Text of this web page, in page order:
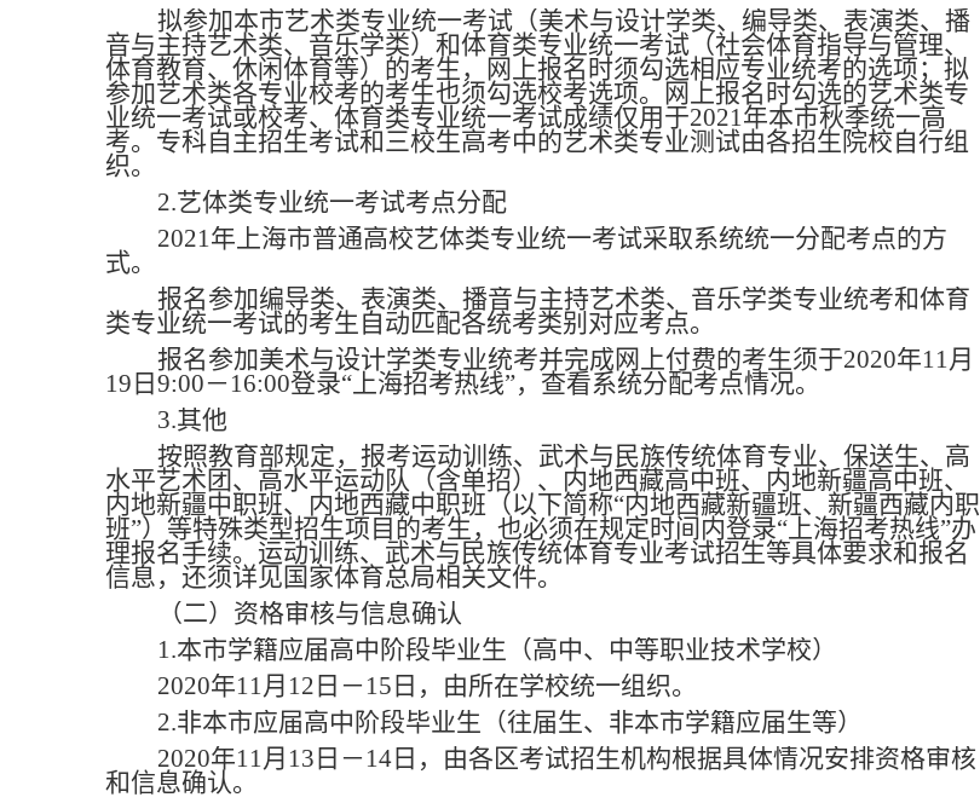
拟参加本市艺术类专业统一考试（美术与设计学类、编导类、表演类、播
音与主持艺术类、音乐学类）和体育类专业统一考试（社会体育指导与管理、
体育教育、休闲体育等）的考生，网上报名时须勾选相应专业统考的选项；拟
参加艺术类各专业校考的考生也须勾选校考选项。网上报名时勾选的艺术类专
业统一考试或校考、体育类专业统一考试成绩仅用于2021年本市秋季统一高
考。专科自主招生考试和三校生高考中的艺术类专业测试由各招生院校自行组
织。
2.艺体类专业统一考试考点分配
2021年上海市普通高校艺体类专业统一考试采取系统统一分配考点的方
式。
报名参加编导类、表演类、播音与主持艺术类、音乐学类专业统考和体育
类专业统一考试的考生自动匹配各统考类别对应考点。
报名参加美术与设计学类专业统考并完成网上付费的考生须于2020年11月
19日9:00－ 16:00登录“上海招考热线”，查看系统分配考点情况。
3.其他
按照教育部规定，报考运动训练、武术与民族传统体育专业、保送生、高
水平艺术团、高水平运动队（含单招）、内地西藏高中班、内地新疆高中班、
内地新疆中职班、内地西藏中职班（以下简称“内地西藏新疆班、新疆西藏内职
班”）等特殊类型招生项目的考生，也必须在规定时间内登录“上海招考热线”办
理报名手续。运动训练、武术与民族传统体育专业考试招生等具体要求和报名
信息，还须详见国家体育总局相关文件。
（二）资格审核与信息确认
1.本市学籍应届高中阶段毕业生（高中、中等职业技术学校）
2020年11月12日－15日，由所在学校统一组织。
2.非本市应届高中阶段毕业生（往届生、非本市学籍应届生等）
2020年11月13日－14日，由各区考试招生机构根据具体情况安排资格审核
和信息确认。